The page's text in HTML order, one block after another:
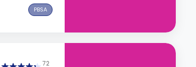
PBSA
72